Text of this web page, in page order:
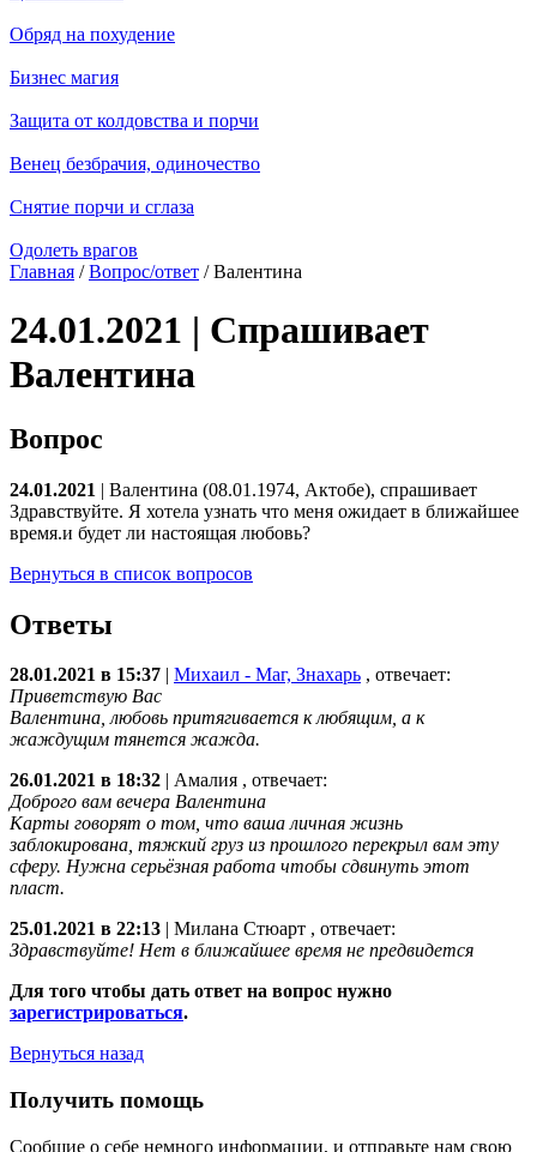
Обряд на похудение
Бизнес магия
Защита от колдовства и порчи
Венец безбрачия, одиночество
Снятие порчи и сглаза
Одолеть врагов
Главная /Вопрос/ответ / Валентина
24.01.2021 | Спрашивает
Валентина
Вопрос
24.01.2021 | Валентина (08.01.1974, Актобе), спрашивает
Здравствуйте. Я хотела узнать что меня ожидает в ближайшее
время.и будет ли настоящая любовь?
Вернуться в список вопросов
Ответы
28.01.2021 в 15:37 Михаил - Маг, Знахарь , отвечает:
Приветствую Вас
Валентина, любовь притягивается к любящим, а к
жаждущим тянется жажда.
26.01.2021 в 18:32
Амалия , отвечает:
Доброго вам вечера Валентина
Карты говорят о том, что ваша личная жизнь
заблокирована, тяжкий груз из прошлого перекрыл вам эту
сферу. Нужна серьёзная работа чтобы сдвинуть этот
пласт.
25.01.2021 в 22:13
Милана Стюарт , отвечает:
Здравствуйте! Нет в ближайшее время не предвидется
Для того чтобы дать ответ на вопрос нужно
зарегистрироваться.
Вернуться назад
Получить помощь
Сообщие о себе немного информации, и отправьте нам свою